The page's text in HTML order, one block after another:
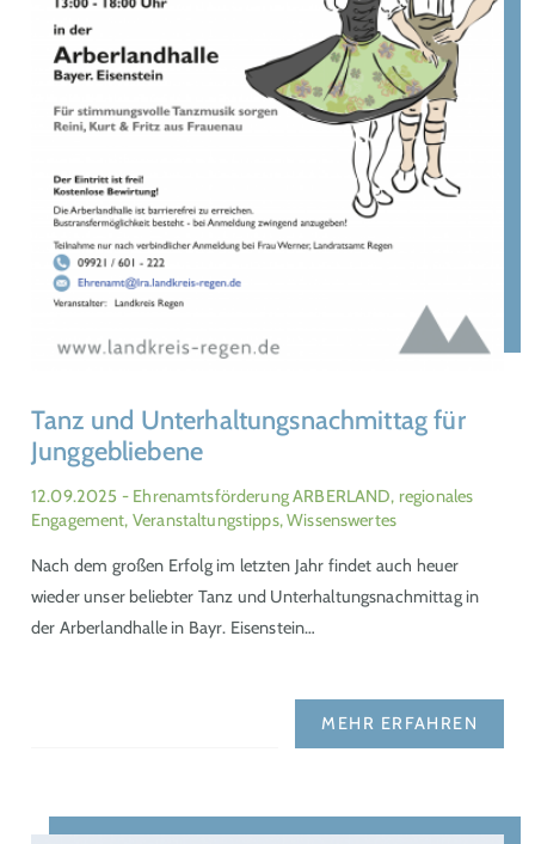
Tanz und Unterhaltungsnachmittag für
Junggebliebene
12.09.2025 - Ehrenamtsförderung ARBERLAND, regionales
Engagement, Veranstaltungstipps, Wissenswertes
Nach dem großen Erfolg im letzten Jahr findet auch heuer
wieder unser beliebter Tanz und Unterhaltungsnachmittag in
der Arberlandhalle in Bayr. Eisenstein…
MEHR ERFAHREN